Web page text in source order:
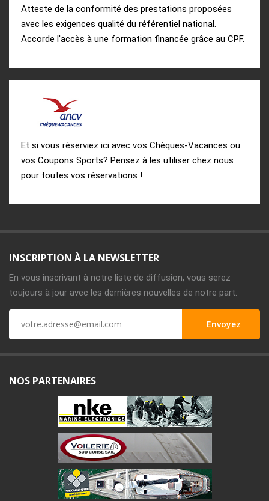
Atteste de la conformité des prestations proposées
avec les exigences qualité du référentiel national.
Accorde l'accès à une formation financée grâce au CPF.
Et si vous réserviez ici avec vos Chèques-Vacances ou
vos Coupons Sports? Pensez à les utiliser chez nous
pour toutes vos réservations !
INSCRIPTION À LA NEWSLETTER
En vous inscrivant à notre liste de diffusion, vous serez
toujours à jour avec les dernières nouvelles de notre part.
NOS PARTENAIRES